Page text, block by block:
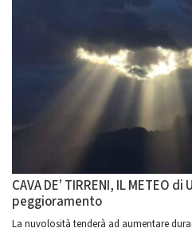
CAVA DE’ TIRRENI, IL METEO di
peggioramento
La nuvolosità tenderà ad aumentare